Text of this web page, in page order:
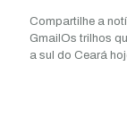
Compartilhe a
GmailOs trilhos
a sul do Ceará